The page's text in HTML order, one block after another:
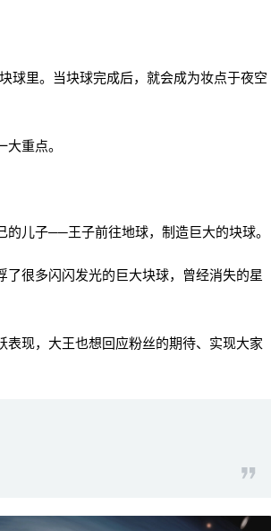
球里。当块球完成后，就会成为妆点于夜空
重点。
儿子──王子前往地球，制造巨大的块球。
很多闪闪发光的巨大块球，曾经消失的星
现，大王也想回应粉丝的期待、实现大家